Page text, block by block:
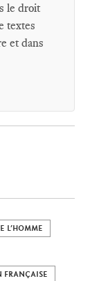
le droit
textes
et dans
L’HOMME
FRANÇAISE